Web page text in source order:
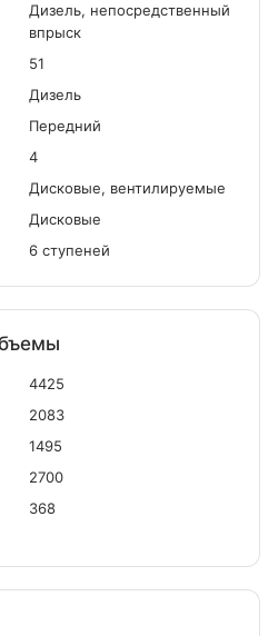
Дизель, непосредственный
впрыск
51
Дизель
Передний
4
Дисковые, вентилируемые
Дисковые
6 ступеней
4425
2083
1495
2700
368